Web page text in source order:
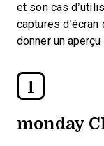
et son cas
captures
donner un
1
monday